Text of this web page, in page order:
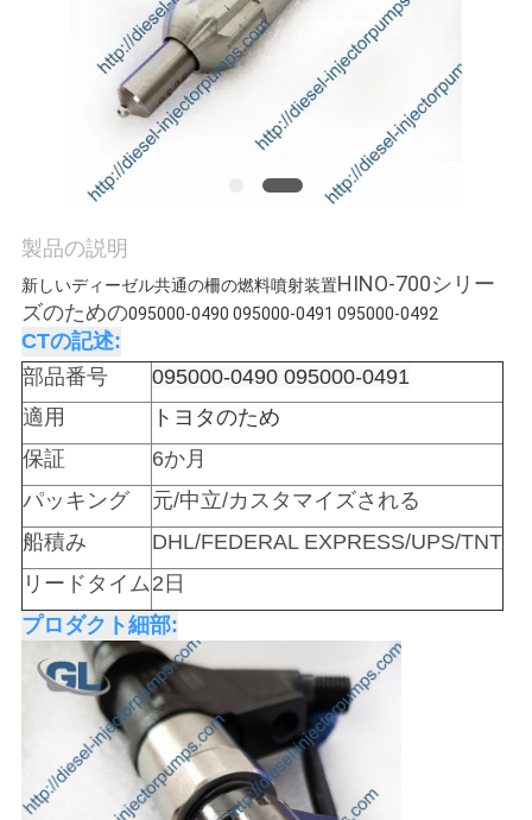
品
質
管
理
引
金
を
求
だ
製品の説明
新しいディーゼル共通の柵の燃料噴射装置HINO-700シリー
ズのための095000-0490 095000-0491 095000-0492
CTの記述:
部品番号
095000-0490 095000-0491
適用
トヨタのため
保証
6か月
パッキング
元/中立/カスタマイズされる
船積み
DHL/FEDERAL EXPRESS/UPS/TNT
リードタイム2日
プロダクト細部: